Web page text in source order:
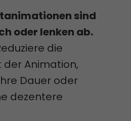
sind
oder lenken ab.
die
Animation,
Dauer oder
dezentere